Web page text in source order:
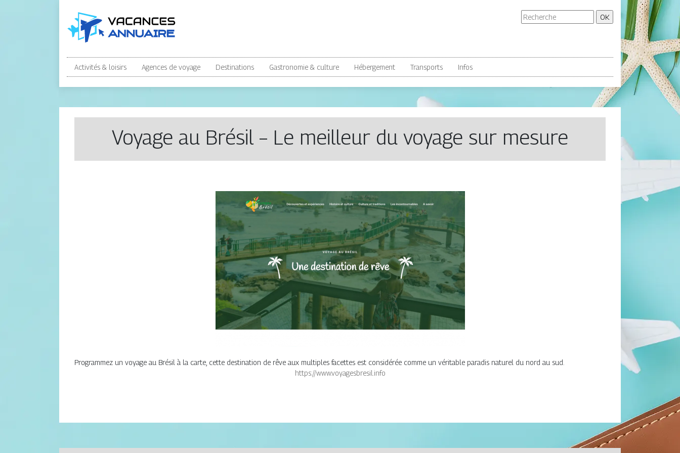
Activités & loisirs Agences de voyage Destinations Gastronomie & culture Hébergement Transports Infos
Voyage au Brésil – Le meilleur du voyage sur mesure
Programmez un voyage au Brésil à la carte, cette destination de rêve aux multiples facettes est considérée comme un véritable paradis naturel du nord au sud.
https://www.voyagesbresil.info